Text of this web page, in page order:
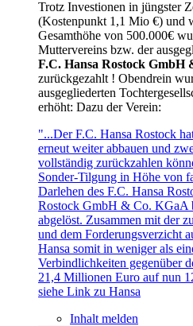
Trotz Investionen in jüngster
(Kostenpunkt 1,1 Mio €) und
Gesamthöhe von 500.000€
Muttervereins bzw. der
F.C. Hansa Rostock GmbH
zurückgezahlt ! Obendrein
ausgegliederten
erhöht: Dazu der Verein:
"...Der F.C. Hansa Rostock
erneut weiter abbauen und
vollständig zurückzahlen
Sonder-Tilgung in Höhe von
Darlehen des F.C. Hansa
Rostock GmbH & Co. KGaA
abgelöst. Zusammen mit der
und dem Forderungsverzicht
Hansa somit in weniger als
Verbindlichkeiten gegenüber
21,4 Millionen Euro auf nun
siehe Link zu Hansa
Inhalt melden